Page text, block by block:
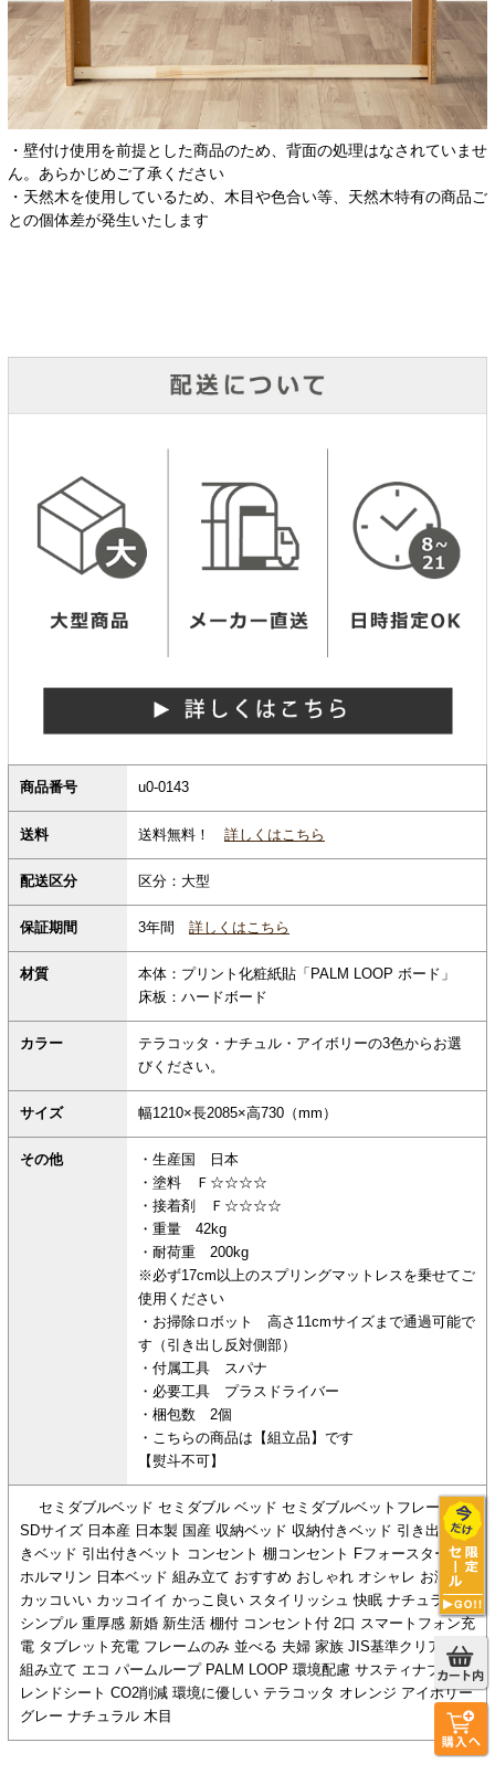
・壁付け使用を前提とした商品のため、背面の処理はなされていませ
ん。あらかじめご了承ください
・天然木を使用しているため、木目や色合い等、天然木特有の商品ご
との個体差が発生いたします
商品番号 u0-0143
送料 送料無料！ 詳しくはこちら
配送区分 区分：大型
保証期間 3年間 詳しくはこちら
材質
本体：プリント化粧紙貼「PALM LOOP ボード」
床板：ハードボード
カラー
テラコッタ・ナチュル・アイボリーの3色からお選
びください。
サイズ 幅1210×長2085×高730（mm）
その他
・生産国 日本
・塗料 Ｆ☆☆☆☆
・接着剤 Ｆ☆☆☆☆
・重量 42kg
・耐荷重 200kg
※必ず17cm以上のスプリングマットレスを乗せてご
使用ください
・お掃除ロボット 高さ11cmサイズまで通過可能で
す（引き出し反対側部）
・付属工具 スパナ
・必要工具 プラスドライバー
・梱包数 2個
・こちらの商品は【組立品】です
【熨斗不可】
セミダブルベッド セミダブル ベッド セミダブルベットフレーム
SDサイズ 日本産 日本製 国産 収納ベッド 収納付きベッド 引き出し付
きベッド 引出付きベット コンセント 棚コンセント Fフォースター 低
ホルマリン 日本ベッド 組み立て おすすめ おしゃれ オシャレ お洒落
カッコいい カッコイイ かっこ良い スタイリッシュ 快眠 ナチュラル
シンプル 重厚感 新婚 新生活 棚付 コンセント付 2口 スマートフォン充
電 タブレット充電 フレームのみ 並べる 夫婦 家族 JIS基準クリア 簡単
組み立て エコ パームループ PALM LOOP 環境配慮 サスティナブル ト
レンドシート CO2削減 環境に優しい テラコッタ オレンジ アイボリー
グレー ナチュラル 木目